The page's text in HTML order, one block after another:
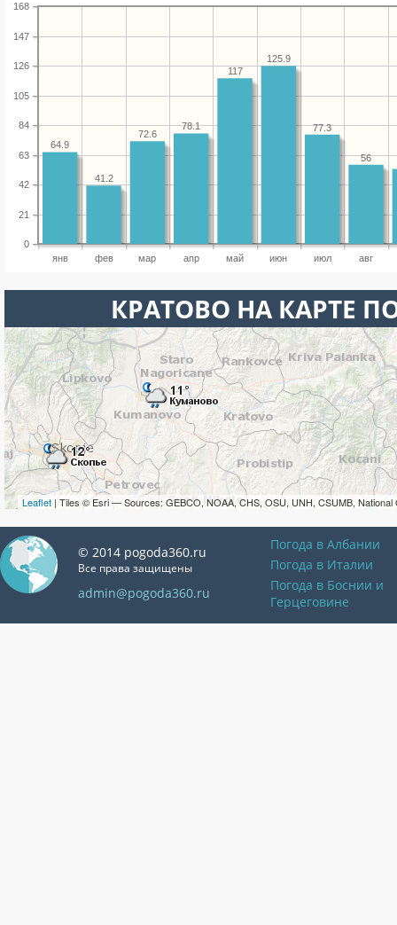
янв фев мар апр май июн июл авг
0
21
42
63
84
105
126
147
168
56
77.3
125.9
117
78.1
72.6
41.2
64.9
КРАТОВО НА КАРТЕ
Leaflet | Tiles © Esri — Sources: GEBCO, NOAA, CHS, OSU, UNH, CSUMB, National
© 2014 pogoda360.ru
Все права защищены
admin@pogoda360.ru
Погода в Албании
Погода в Италии
Погода в Боснии и
Герцеговине